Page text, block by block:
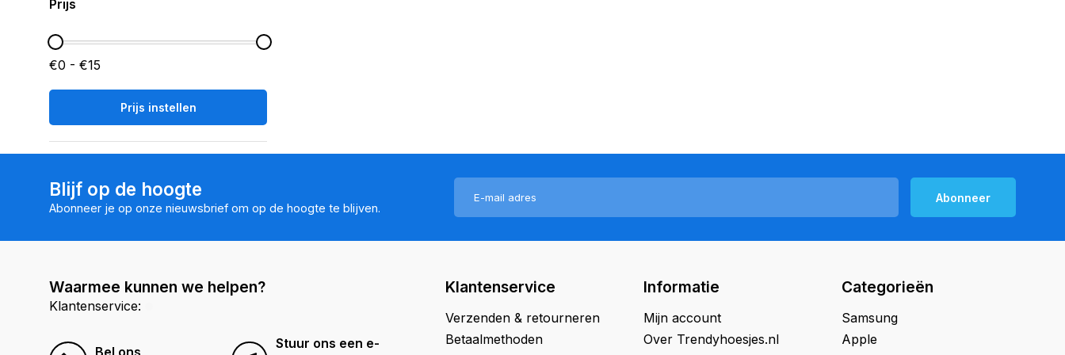
Prijs
€0 - €15
Prijs instellen
Blijf op de hoogte
Abonneer je op onze nieuwsbrief om op de hoogte te blijven.
Abonneer
Waarmee kunnen we helpen?
Klantenservice:
Bel ons
Stuur ons een e-
Klantenservice
Verzenden & retourneren
Betaalmethoden
Informatie
Mijn account
Over Trendyhoesjes.nl
Categorieën
Samsung
Apple